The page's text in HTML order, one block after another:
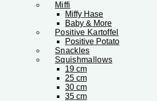
Miffi
Miffy Hase
Baby & More
Positive Kartoffel
Positive Potato
Snackles
Squishmallows
19 cm
25 cm
30 cm
35 cm